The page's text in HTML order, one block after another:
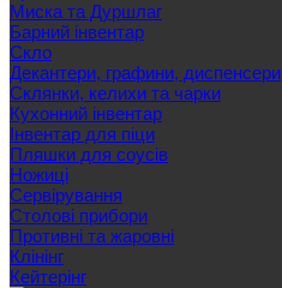
Миска та Дуршлаг
Барний інвентар
Скло
Декантери, графини, диспенсери
Склянки, келихи та чарки
Кухонний інвентар
Інвентар для піци
Пляшки для соусів
Ножиці
Сервірування
Cтолові прибори
Противні та жаровні
Клінінг
Кейтерінг